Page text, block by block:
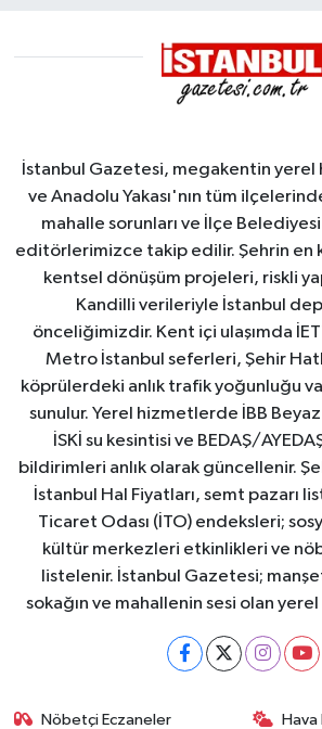
İstanbul Gazetesi, megakentin yerel
ve Anadolu Yakası'nın tüm
mahalle sorunları ve İlçe
editörlerimizce takip edilir. Şehrin en
kentsel dönüşüm projeleri, riskli
Kandilli verileriyle İstanbul
önceliğimizdir. Kent içi ulaşımda
Metro İstanbul seferleri, Şehir
köprülerdeki anlık trafik yoğunluğu
sunulur. Yerel hizmetlerde İBB
İSKİ su kesintisi ve BEDAŞ/
bildirimleri anlık olarak güncellenir.
İstanbul Hal Fiyatları, semt pazarı
Ticaret Odası (İTO) endeksleri;
kültür merkezleri etkinlikleri ve
listelenir. İstanbul Gazetesi;
sokağın ve mahallenin sesi olan yerel
Nöbetçi Eczaneler Hava